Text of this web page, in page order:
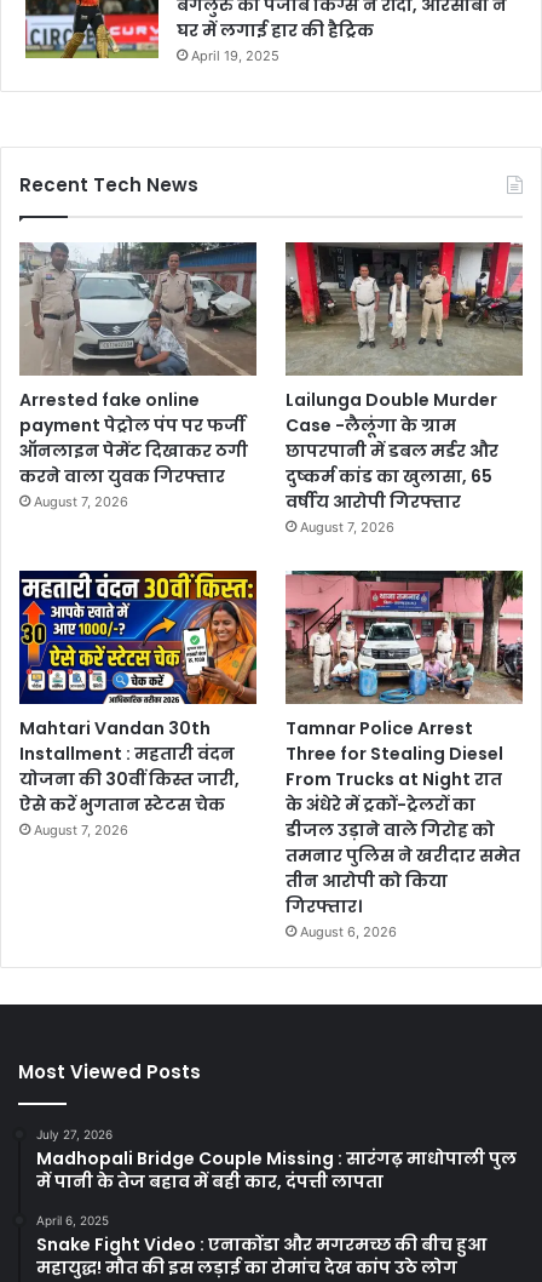
घर में लगाई हार की हैट्रिक
April 19, 2025
Recent Tech News
Arrested fake online
payment पेट्रोल पंप पर फर्जी
ऑनलाइन पेमेंट दिखाकर ठगी
करने वाला युवक गिरफ्तार
August 7, 2026
Lailunga Double Murder
Case -लैलूंगा के ग्राम
छापरपानी में डबल मर्डर और
दुष्कर्म कांड का खुलासा, 65
वर्षीय आरोपी गिरफ्तार
August 7, 2026
Mahtari Vandan 30th
Installment : महतारी वंदन
योजना की 30वीं किस्त जारी,
ऐसे करें भुगतान स्टेटस चेक
August 7, 2026
Tamnar Police Arrest
Three for Stealing Diesel
From Trucks at Night रात
के अंधेरे में ट्रकों-ट्रेलरों का
डीजल उड़ाने वाले गिरोह को
तमनार पुलिस ने खरीदार समेत
तीन आरोपी को किया
गिरफ्तार।
August 6, 2026
Most Viewed Posts
July 27, 2026
Madhopali Bridge Couple Missing : सारंगढ़ माधोपाली पुल
में पानी के तेज बहाव में बही कार, दंपत्ती लापता
April 6, 2025
Snake Fight Video : एनाकोंडा और मगरमच्छ की बीच हुआ
महायुद्ध! मौत की इस लड़ाई का रोमांच देख कांप उठे लोग